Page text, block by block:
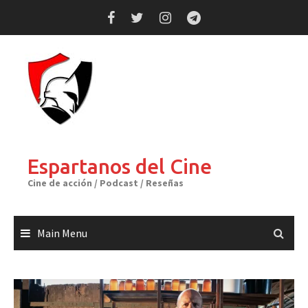
Espartanos del Cine
Cine de acción / Podcast / Reseñas
Main Menu